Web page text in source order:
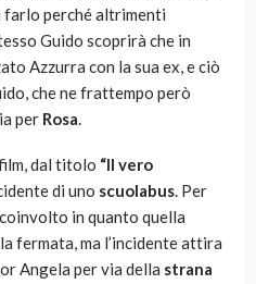
farlo perché altrimenti
Guido scoprirà che in
Azzurra con la sua ex, e ciò
che ne frattempo però
per Rosa.
dal titolo “Il vero
di uno scuolabus. Per
in quanto quella
fermata, ma l’incidente attira
Angela per via della strana